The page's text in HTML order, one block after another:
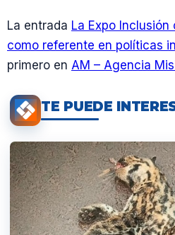
La entrada La Expo
como referente en políticas
primero en AM – Agencia
TE PUEDE